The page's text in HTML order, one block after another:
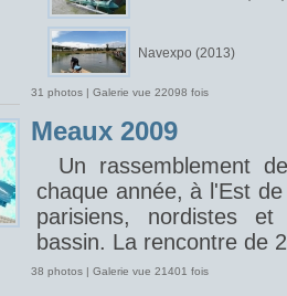
Navexpo (2013)
31 photos | Galerie vue 22098 fois
Meaux 2009
Un rassemblement
chaque année, à l'Est
parisiens, nordistes
bassin. La rencontre de
38 photos | Galerie vue 21401 fois